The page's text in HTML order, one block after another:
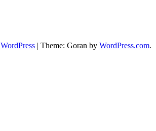
| Theme: Goran by WordPress.com.